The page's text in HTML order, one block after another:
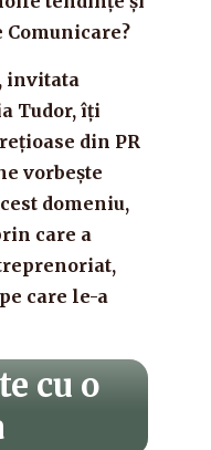
invitata
Tudor, îți
din PR
vorbește
domeniu,
care a
care le-a
cu o